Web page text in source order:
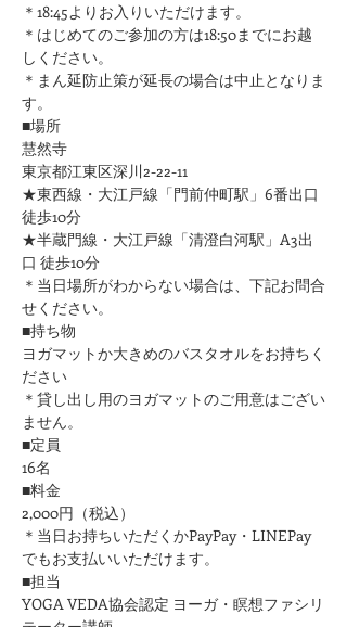
＊18:45よりお入りいただけます。
＊はじめてのご参加の方は18:50までにお越
しください。
＊まん延防止策が延長の場合は中止となりま
す。
■場所
慧然寺
東京都江東区深川2-22-11
★東西線・大江戸線「門前仲町駅」6番出口
徒歩10分
★半蔵門線・大江戸線「清澄白河駅」A3出
口 徒歩10分
＊当日場所がわからない場合は、下記お問合
せください。
■持ち物
ヨガマットか大きめのバスタオルをお持ちく
ださい
＊貸し出し用のヨガマットのご用意はござい
ません。
■定員
16名
■料金
2,000円（税込）
＊当日お持ちいただくかPayPay・LINEPay
でもお支払いいただけます。
■担当
YOGA VEDA協会認定 ヨーガ・瞑想ファシリ